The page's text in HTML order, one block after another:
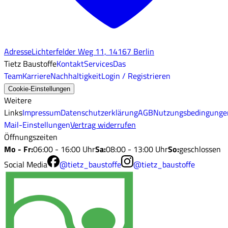
AdresseLichterfelder Weg 11, 14167 Berlin
Tietz BaustoffeKontaktServicesDas
TeamKarriereNachhaltigkeitLogin / Registrieren
Cookie-Einstellungen
Weitere
LinksImpressumDatenschutzerklärungAGB
Mail-EinstellungenVertrag widerrufen
Öffnungszeiten
Mo - Fr:06:00 - 16:00 UhrSa:08:00 - 13:00 UhrSo:geschlossen
Social Media
@tietz_baustoffe @tietz_baustoffe